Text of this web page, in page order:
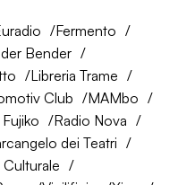
Fermento
Bender
Libreria Trame
Club
MAMbo
Radio Nova
dei Teatri